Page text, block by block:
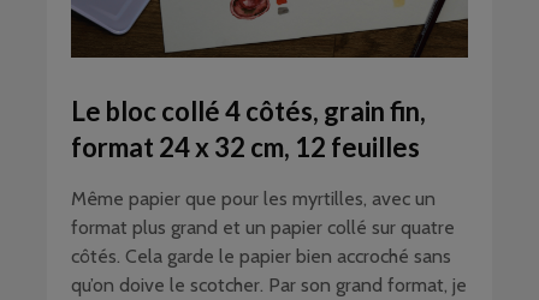
Le bloc collé 4 côtés, grain fin,
format 24 x 32 cm, 12 feuilles
Même papier que pour les myrtilles, avec un
format plus grand et un papier collé sur quatre
côtés. Cela garde le papier bien accroché sans
qu’on doive le scotcher. Par son grand format, je